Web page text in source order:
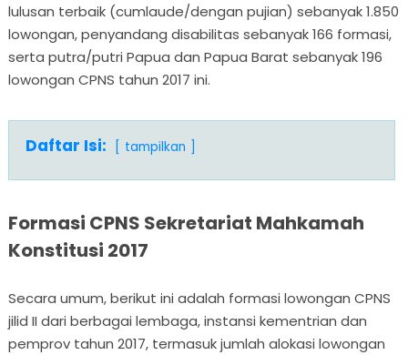
lulusan terbaik (cumlaude/dengan pujian) sebanyak 1.850
lowongan, penyandang disabilitas sebanyak 166 formasi,
serta putra/putri Papua dan Papua Barat sebanyak 196
lowongan CPNS tahun 2017 ini.
Daftar Isi: tampilkan
Formasi CPNS Sekretariat Mahkamah
Konstitusi 2017
Secara umum, berikut ini adalah formasi lowongan CPNS
jilid II dari berbagai lembaga, instansi kementrian dan
pemprov tahun 2017, termasuk jumlah alokasi lowongan